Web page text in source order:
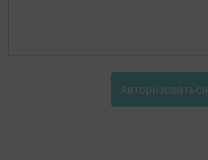
Авторизоваться